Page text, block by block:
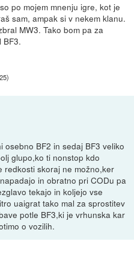
po mojem mnenju igre, kot je
sam, ampak si v nekem klanu.
MW3. Tako bom pa za
BF3.
)
osebno BF2 in sedaj BF3 veliko
glupo,ko ti nonstop kdo
redkosti skoraj ne možno,ker
in obratno pri CODu pa
tekajo in koljejo vse
uaigrat tako mal za sprostitev
potle BF3,ki je vrhunska kar
o vozilih.